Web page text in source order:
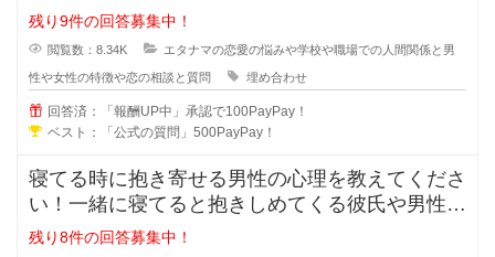
命だから埋め合わせをするのか、恋
残り9件の回答募集中！
閲覧数：8.34K エタナマの恋愛の悩みや学校や職場での人間関係と男
性や女性の特徴や恋の相談と質問 埋め合わせ
回答済：「報酬UP中」承認で100PayPay！
ベスト：「公式の質問」500PayPay！
寝てる時に抱き寄せる男性の心理を教えてくださ
い！一緒に寝てると抱きしめてくる彼氏や男性っ
て無意識に彼女の事を抱き寄せるの
残り8件の回答募集中！